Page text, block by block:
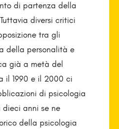
di partenza della
diversi critici
tra gli
della personalità e
già a metà del
il 1990 e il 2000 ci
di psicologia
dieci anni se ne
della psicologia